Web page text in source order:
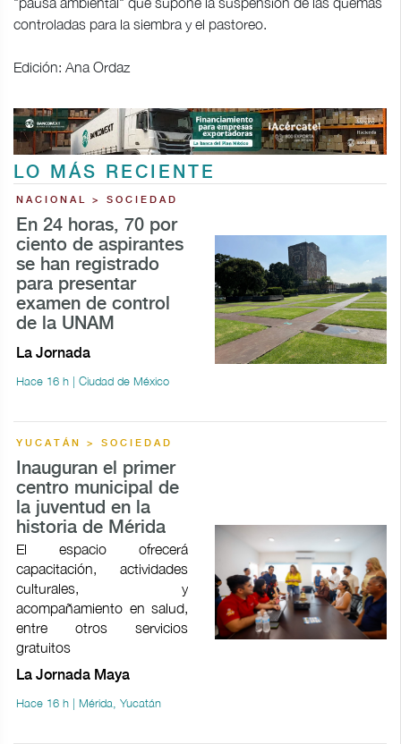
controladas para la siembra y el pastoreo.
Edición: Ana Ordaz
LO MÁS RECIENTE
NACIONAL > SOCIEDAD
En 24 horas, 70 por
ciento de aspirantes
se han registrado
para presentar
examen de control
de la UNAM
La Jornada
Hace 16 h | Ciudad de México
YUCATÁN > SOCIEDAD
Inauguran el primer
centro municipal de
la juventud en la
historia de Mérida
El espacio ofrecerá
capacitación, actividades
culturales, y
acompañamiento en salud,
entre otros servicios
gratuitos
La Jornada Maya
Hace 16 h | Mérida, Yucatán